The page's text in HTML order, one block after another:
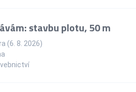
stavbu plotu, 50 m
(6. 8. 2026)